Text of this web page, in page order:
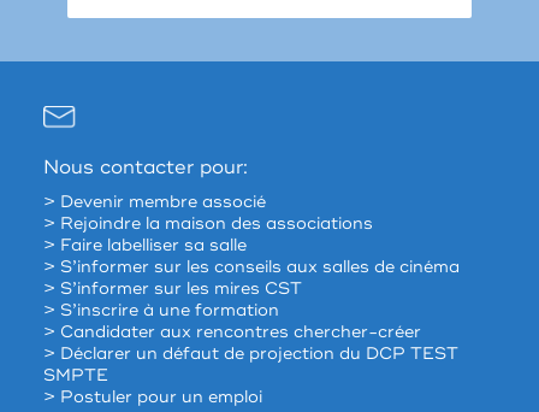
Nous contacter pour:
> Devenir membre associé
> Rejoindre la maison des associations
> Faire labelliser sa salle
> S’informer sur les conseils aux salles de cinéma
> S’informer sur les mires CST
> S’inscrire à une formation
> Candidater aux rencontres chercher-créer
> Déclarer un défaut de projection du DCP TEST
SMPTE
> Postuler pour un emploi